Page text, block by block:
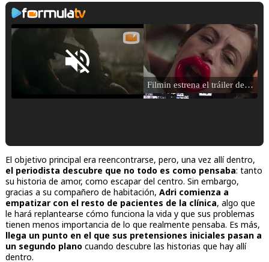
Filmin estrena el tráiler de 'Millennial Mal', su nueva comedia universitaria de la mano de Lorena Iglesias
Tráiler de '33 días', la nueva serie de Atresplayer con Julián Villagrán y José Manuel Poga
El objetivo principal era reencontrarse, pero, una vez allí dentro,
el periodista descubre que no todo es como pensaba: tanto
su historia de amor, como escapar del centro. Sin embargo,
gracias a su compañero de habitación, Adri comienza a
empatizar con el resto de pacientes de la clínica, algo que
le hará replantearse cómo funciona la vida y que sus problemas
tienen menos importancia de lo que realmente pensaba. Es más,
llega un punto en el que sus pretensiones iniciales pasan a
un segundo planocuando descubre las historias que hay allí
dentro.